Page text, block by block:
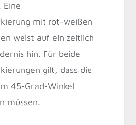
Eine
mit rot-weißen
weist auf ein zeitlich
hin. Für beide
gilt, dass die
45-Grad-Winkel
müssen.